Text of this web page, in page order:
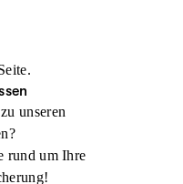
unseren
rund um Ihre